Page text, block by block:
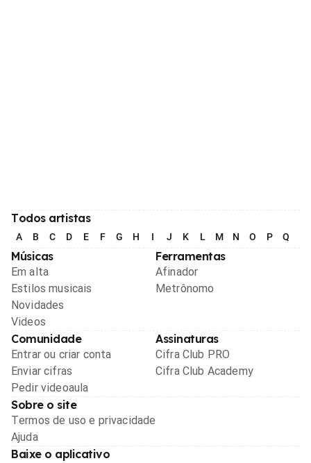
Todos artistas
A B C D E F G H I J K L M N O P Q
Músicas
Em alta
Estilos musicais
Novidades
Videos
Ferramentas
Afinador
Metrônomo
Comunidade
Entrar ou criar conta
Enviar cifras
Pedir videoaula
Assinaturas
Cifra Club PRO
Cifra Club Academy
Sobre o site
Termos de uso e privacidade
Ajuda
Baixe o aplicativo